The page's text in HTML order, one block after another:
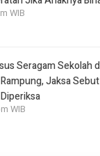
WIB
Seragam Sekolah
Jaksa Sebut
WIB